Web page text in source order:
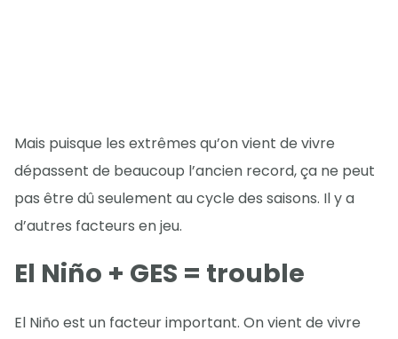
Mais puisque les extrêmes qu’on vient de vivre
dépassent de beaucoup l’ancien record, ça ne peut
pas être dû seulement au cycle des saisons. Il y a
d’autres facteurs en jeu.
El Niño + GES = trouble
El Niño est un facteur important. On vient de vivre